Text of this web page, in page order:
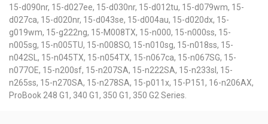
15-d090nr, 15-d027ee, 15-d030nr, 15-d012tu, 15-d079wm, 15-
d027ca, 15-d020nr, 15-d043se, 15-d004au, 15-d020dx, 15-
g019wm, 15-g222ng, 15-M008TX, 15-n000, 15-n000ss, 15-
n005sg, 15-n005TU, 15-n008SO, 15-n010sg, 15-n018ss, 15-
n042SL, 15-n045TX, 15-n054TX, 15-n067ca, 15-n067SG, 15-
n077OE, 15-n200sf, 15-n207SA, 15-n222SA, 15-n233sl, 15-
n265ss, 15-n270SA, 15-n278SA, 15-p011x, 15-P151, 16-n206AX,
ProBook 248 G1, 340 G1, 350 G1, 350 G2 Series.